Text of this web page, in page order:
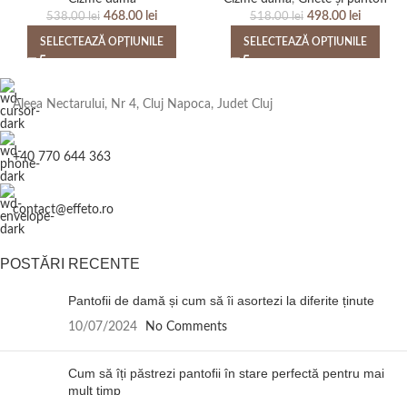
538.00lei 468.00 lei
SELECTEAZĂ OPȚIUNILE
518.00lei 498.00 lei
SELECTEAZĂ OPȚIUNILE
Aleea Nectarului, Nr 4, Cluj Napoca, Judet Cluj
+40 770 644 363
contact@effeto.ro
POSTĂRI RECENTE
Pantofii de damă și cum să îi asortezi la diferite ținute
10/07/2024 No Comments
Cum să îți păstrezi pantofii în stare perfectă pentru mai
mult timp